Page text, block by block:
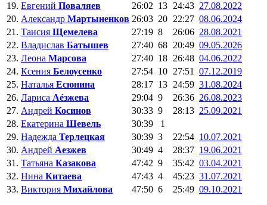
19. Евгений Поваляев 26:02 13 24:43 27.08.2022
20. Александр Мартыненков 26:03 20 22:27 08.06.2024
21. Таисия Щемелева 27:19 8 26:06 28.08.2021
22. Владислав Батышев 27:40 68 20:49 09.05.2026
23. Леона Марсова 27:40 18 26:48 04.06.2022
24. Ксения Белоусенко 27:54 10 27:51 07.12.2019
25. Наталья Есюнина 28:17 13 24:59 31.08.2024
26. Лариса Аéзжева 29:04 9 26:36 26.08.2023
27. Андрей Косинов 30:33 9 28:13 25.09.2021
28. Екатерина Шевель 30:39
1
29. Надежда Терлецкая 30:39 3 22:54 10.07.2021
30. Андрей Аезжев 30:49 4 28:37 19.06.2021
31. Татьяна Казакова 47:42 9 35:42 03.04.2021
32. Нина Китаева 47:43 4 45:23 31.07.2021
33. Виктория Михайлова 47:50 6 25:49 09.10.2021